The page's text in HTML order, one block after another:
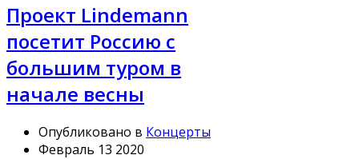
Проект Lindemann
посетит Россию с
большим туром в
начале весны
Опубликовано в Концерты
Февраль 13 2020